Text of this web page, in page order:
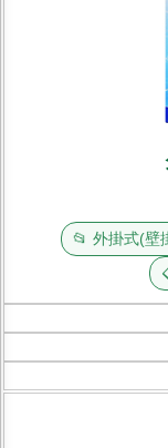
📂 外掛式(壁